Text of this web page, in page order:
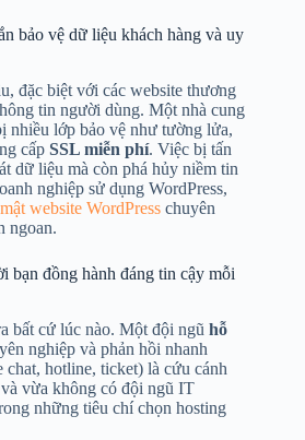
bảo vệ dữ liệu khách hàng và uy
đặc biệt với các website thương
tin người dùng. Một nhà cung
nhiều lớp bảo vệ như tường lửa,
cấp SSL miễn phí. Việc bị tấn
dữ liệu mà còn phá hủy niềm tin
nghiệp sử dụng WordPress,
website WordPress chuyên
ngoan.
bạn đồng hành đáng tin cậy mỗi
bất cứ lúc nào. Một đội ngũ hỗ
nghiệp và phản hồi nhanh
hotline, ticket) là cứu cánh
vừa không có đội ngũ IT
những tiêu chí chọn hosting